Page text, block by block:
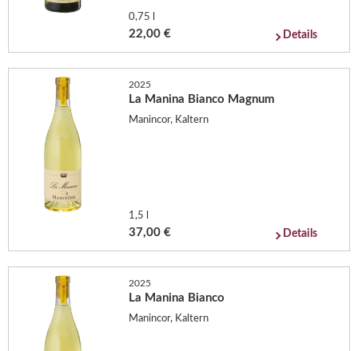
0,75 l
22,00 € Details
2025
La Manina Bianco Magnum
Manincor, Kaltern
1,5 l
37,00 € Details
2025
La Manina Bianco
Manincor, Kaltern